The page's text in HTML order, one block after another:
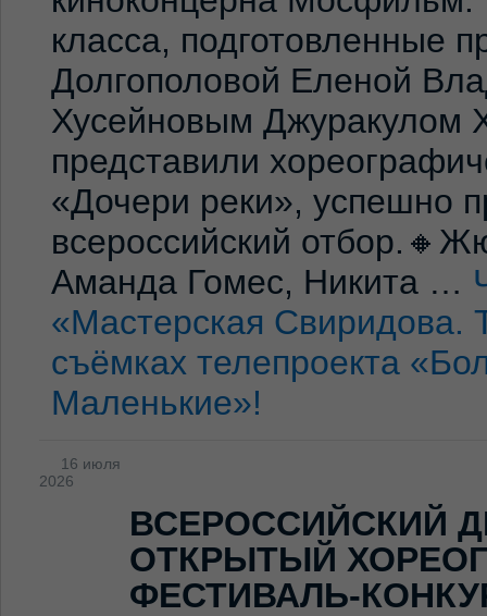
класса, подготовленные
Долгополовой Еленой
Хусейновым Джуракулом
представили
«Дочери реки», успешно
всероссийский
Аманда Гомес, Никита …
«Мастерская Свиридова.
съёмках телепроекта
Маленькие»!
16 июля
2026
ВСЕРОССИЙСКИЙ
ОТКРЫТЫЙ
ФЕСТИВАЛЬ-